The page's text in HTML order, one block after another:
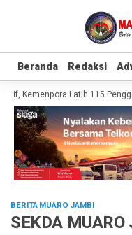
Beranda Redaksi
Beranda Redaksi
Kemenpora Latih 115
BERITA MUARO JAMBI
SEKDA